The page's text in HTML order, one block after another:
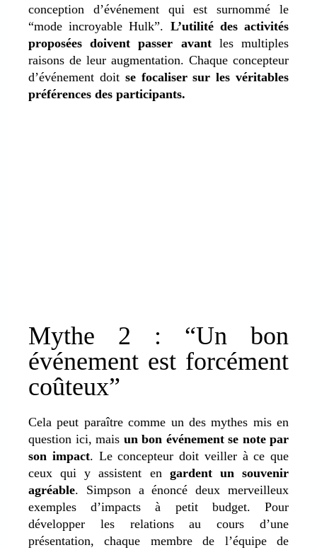
conception d’événement qui est surnommé le
“mode incroyable Hulk”. L’utilité des activités
proposées doivent passer avantles multiples
raisons de leur augmentation. Chaque concepteur
d’événement doit se focaliser sur les véritables
préférences des participants.
Mythe 2 : “Un bon
événement est forcément
coûteux”
Cela peut paraître comme un des mythes mis en
question ici, mais un bon événement se note par
son impact. Le concepteur doit veiller à ce que
ceux qui y assistent en gardent un souvenir
agréable. Simpson a énoncé deux merveilleux
exemples d’impacts à petit budget. Pour
développer les relations au cours d’une
présentation, chaque membre de l’équipe de